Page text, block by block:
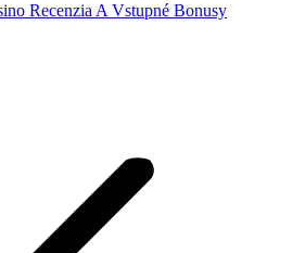
Recenzia A Vstupné Bonusy